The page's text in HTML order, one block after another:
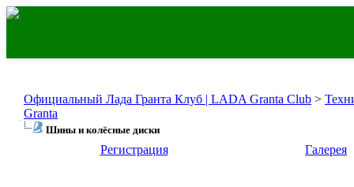
Официальный Лада Гранта Клуб | LADA Granta Club >
Granta
Шины и колёсные диски
Регистрация Галерея